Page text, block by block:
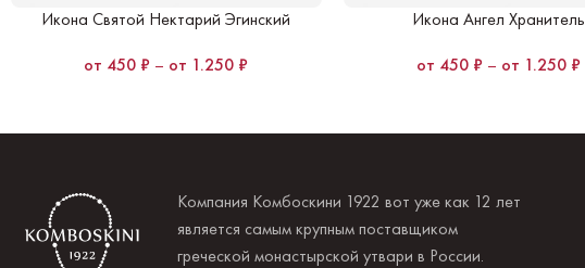
Икона Святой Нектарий Эгинский
450 ₽ – 1.250 ₽
Икона Ангел Хранитель
450 ₽ – 1.250 ₽
Компания Комбоскини 1922 вот уже как 12 лет
является самым крупным поставщиком
греческой монастырской утвари в России.